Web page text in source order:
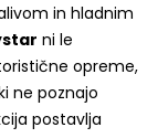
in hladnim
ni le
opreme,
ne poznajo
postavlja